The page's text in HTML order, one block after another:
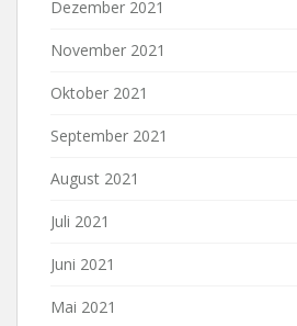
Dezember 2021
November 2021
Oktober 2021
September 2021
August 2021
Juli 2021
Juni 2021
Mai 2021